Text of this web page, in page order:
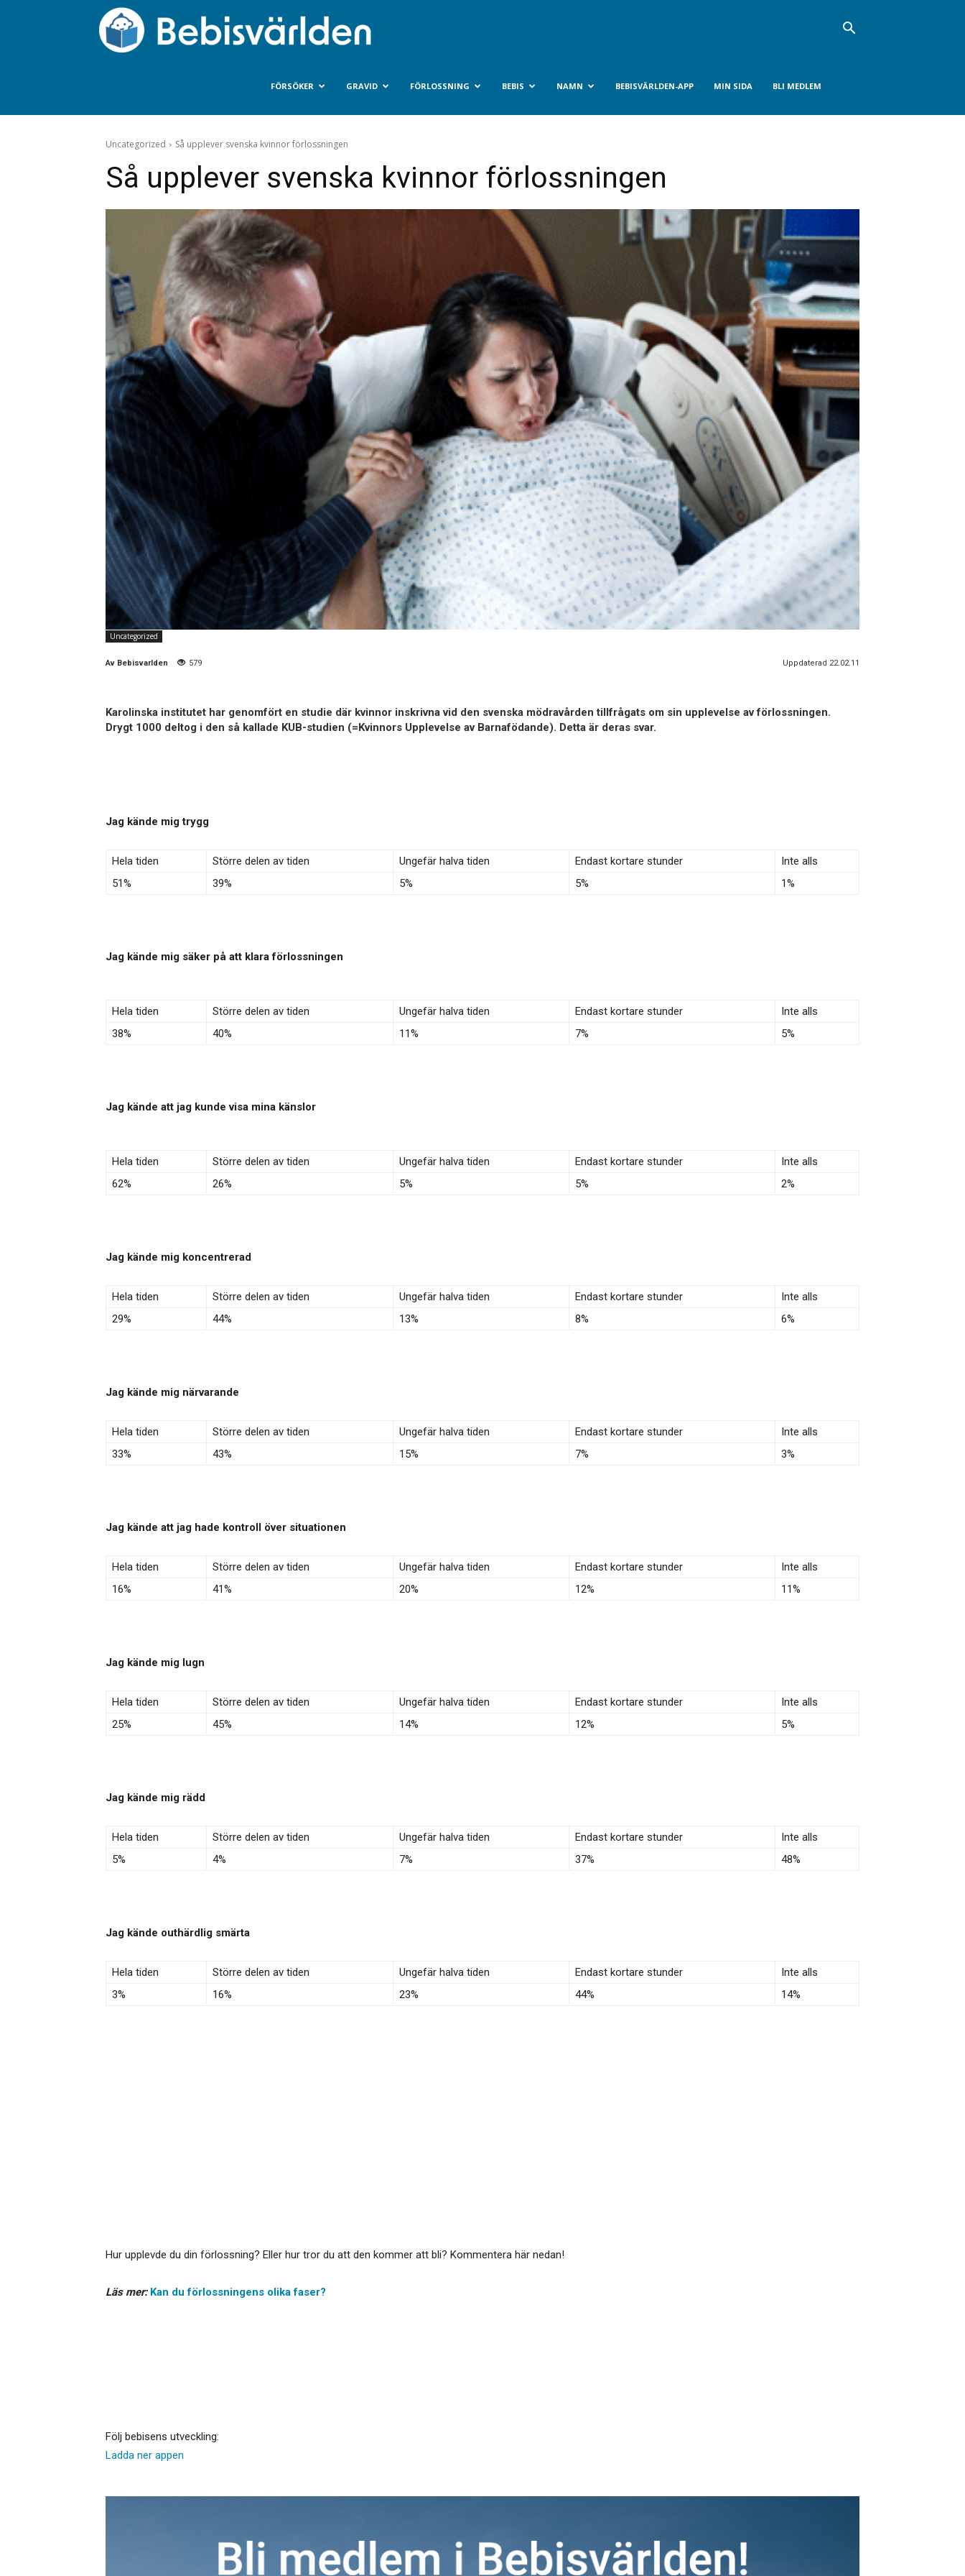
FÖRSÖKER GRAVID FÖRLOSSNING BEBIS NAMN BEBISVÄRLDEN-APP MIN SIDA BLI MEDLEM
Uncategorized Så upplever svenska kvinnor förlossningen
Så upplever svenska kvinnor förlossningen
Uncategorized
Av Bebisvarlden 579 Uppdaterad 22.02.11
Karolinska institutet har genomfört en studie där kvinnor inskrivna vid den svenska mödravården tillfrågats om sin upplevelse av förlossningen.
Drygt 1000 deltog i den så kallade KUB-studien (=Kvinnors Upplevelse av Barnafödande). Detta är deras svar.
Jag kände mig trygg
Hela tiden Större delen av tiden Ungefär halva tiden Endast kortare stunder
Inte alls
51%
39% 5% 5% 1%
Jag kände mig säker på att klara förlossningen
Hela tiden Större delen av tiden Ungefär halva tiden Endast kortare stunder
Inte alls
38%
40% 11% 7% 5%
Jag kände att jag kunde visa mina känslor
Hela tiden Större delen av tiden Ungefär halva tiden Endast kortare stunder
Inte alls
62%
26% 5% 5% 2%
Jag kände mig koncentrerad
Hela tiden Större delen av tiden Ungefär halva tiden Endast kortare stunder
Inte alls
29%
44% 13% 8% 6%
Jag kände mig närvarande
Hela tiden Större delen av tiden Ungefär halva tiden Endast kortare stunder
Inte alls
33%
43% 15% 7% 3%
Jag kände att jag hade kontroll över situationen
Hela tiden Större delen av tiden Ungefär halva tiden Endast kortare stunder
Inte alls
16%
41% 20% 12% 11%
Jag kände mig lugn
Hela tiden Större delen av tiden Ungefär halva tiden Endast kortare stunder
Inte alls
25%
45% 14% 12% 5%
Jag kände mig rädd
Hela tiden Större delen av tiden Ungefär halva tiden Endast kortare stunder
Inte alls
5%
4% 7% 37% 48%
Jag kände outhärdlig smärta
Hela tiden Större delen av tiden Ungefär halva tiden Endast kortare stunder
Inte alls
3%
16% 23% 44% 14%
Hur upplevde du din förlossning? Eller hur tror du att den kommer att bli? Kommentera här nedan!
Läs mer: Kan du förlossningens olika faser?
Följ bebisens utveckling:
Ladda ner appen